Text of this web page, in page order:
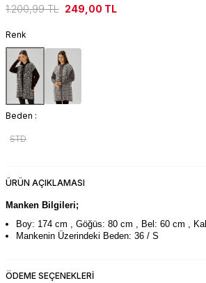
1.200,99TL 249,00 TL
Renk
Beden :
STD
ÜRÜN AÇIKLAMASI
Manken Bilgileri;
Boy: 174 cm , Göğüs: 80 cm , Bel: 60 cm ,
Mankenin Üzerindeki Beden: 36 / S
ÖDEME SEÇENEKLERI